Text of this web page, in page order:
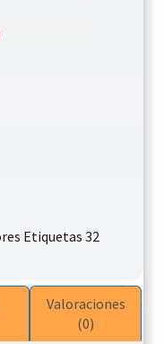
Etiquetas 32
Valoraciones
(0)